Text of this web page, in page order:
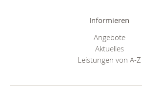
Informieren
Angebote
Aktuelles
Leistungen von A-Z